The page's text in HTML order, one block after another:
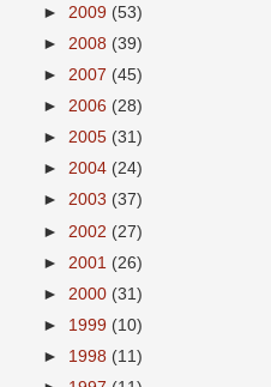
► 2009 (53)
► 2008 (39)
► 2007 (45)
► 2006 (28)
► 2005 (31)
► 2004 (24)
► 2003 (37)
► 2002 (27)
► 2001 (26)
► 2000 (31)
► 1999 (10)
► 1998 (11)